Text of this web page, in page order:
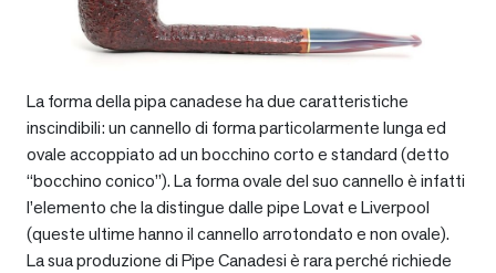
La forma della pipa canadese ha due caratteristiche
inscindibili: un cannello di forma particolarmente lunga ed
ovale accoppiato ad un bocchino corto e standard (detto
“bocchino conico”). La forma ovale del suo cannello è infatti
l’elemento che la distingue dalle pipe Lovat e Liverpool
(queste ultime hanno il cannello arrotondato e non ovale).
La sua produzione di Pipe Canadesi è rara perché richiede